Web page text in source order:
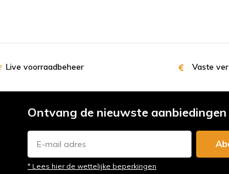
Live voorraadbeheer Vaste
Ontvang de nieuwste
* Lees hier de wettelijke beperkingen